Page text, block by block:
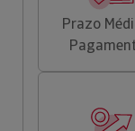
Prazo